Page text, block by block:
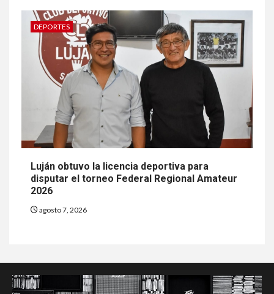
DEPORTES
Luján obtuvo la licencia deportiva para
disputar el torneo Federal Regional Amateur
2026
agosto 7, 2026